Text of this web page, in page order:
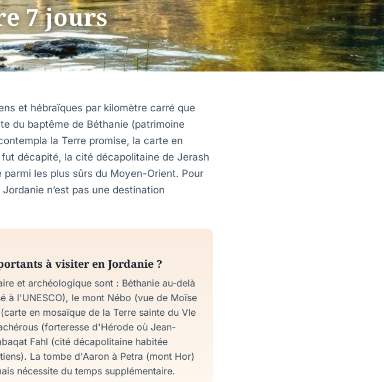
7 jours
et hébraïques par kilomètre carré que
du baptême de Béthanie (patrimoine
la Terre promise, la carte en
décapité, la cité décapolitaine de Jerash
les plus sûrs du Moyen-Orient. Pour
n’est pas une destination
à visiter en Jordanie ?
et archéologique sont : Béthanie au-delà
à l'UNESCO), le mont Nébo (vue de Moïse
en mosaïque de la Terre sainte du VIe
(forteresse d'Hérode où Jean-
Fahl (cité décapolitaine habitée
La tombe d'Aaron à Petra (mont Hor)
nécessite du temps supplémentaire.